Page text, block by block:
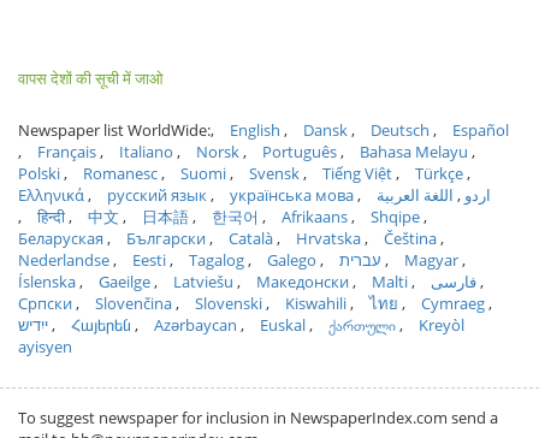
वापस देशों की सूची में जाओ
Newspaper list WorldWide: English Dansk Deutsch
Español
Français
Italiano Norsk Português
Bahasa Melayu
Polski
Romanesc Suomi Svensk Tiếng Việt
Türkçe
Ελληνικά
русский язык українська мова اردو
اللغة العربية
हिन्दी
中文 日本語 한국어 Afrikaans
Shqipe
Беларуская
Български Català Hrvatska
Čeština
Nederlandse
Eesti Tagalog Galego עברית
Magyar
Íslenska
Gaeilge Latviešu Македонски Malti
فارسی
Српски
Slovenčina Slovenski Kiswahili ไทย
Cymraeg
ייִדיש
Հայերեն Azərbaycan Euskal ქართული
Kreyòl
ayisyen
To suggest newspaper for inclusion in NewspaperIndex.com send a